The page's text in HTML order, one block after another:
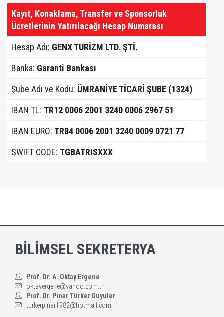
Kayıt, Konaklama, Transfer ve Sponsorluk
Ücretlerinin Yatırılacağı Hesap Numarası
Hesap Adı: GENX TURİZM LTD. ŞTİ.
Banka: Garanti Bankası
Şube Adı ve Kodu: ÜMRANİYE TİCARİ ŞUBE (1324)
IBAN TL: TR12 0006 2001 3240 0006 2967 51
IBAN EURO: TR84 0006 2001 3240 0009 0721 77
SWIFT CODE: TGBATRISXXX
BİLİMSEL SEKRETERYA
Prof. Dr. A. Oktay Ergene
oktayergene@yahoo.com.tr
Prof. Dr. Pınar Türker Duyuler
turkerpinar1982@hotmail.com